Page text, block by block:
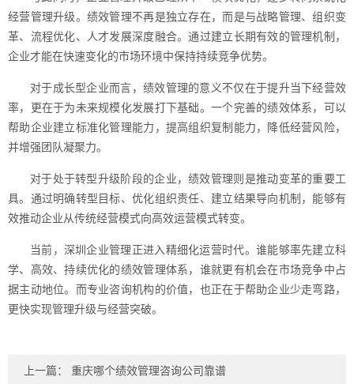
经营管理升级。绩效管理不再是独立存在，而是与战略管理、组织变
革、流程优化、人才发展深度融合。通过建立长期有效的管理机制，
企业才能在快速变化的市场环境中保持持续竞争优势。
对于成长型企业而言，绩效管理的意义不仅在于提升当下经营效
率，更在于为未来规模化发展打下基础。一个完善的绩效体系，可以
帮助企业建立标准化管理能力，提高组织复制能力，降低经营风险，
并增强团队凝聚力。
对于处于转型升级阶段的企业，绩效管理则是推动变革的重要工
具。通过明确转型目标、优化组织责任、建立结果导向机制，能够有
效推动企业从传统经营模式向高效运营模式转变。
当前，深圳企业管理正进入精细化运营时代。谁能够率先建立科
学、高效、持续优化的绩效管理体系，谁就更有机会在市场竞争中占
据主动地位。而专业咨询机构的价值，也正在于帮助企业少走弯路，
更快实现管理升级与经营突破。
上一篇： 重庆哪个绩效管理咨询公司靠谱